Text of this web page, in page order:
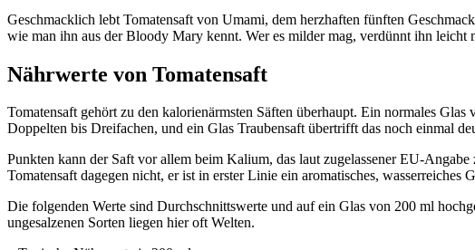
Geschmacklich lebt Tomatensaft von Umami, dem herzhaften fünften
wie man ihn aus der Bloody Mary kennt. Wer es milder mag, verdünnt ihn
Nährwerte von Tomatensaft
Tomatensaft gehört zu den kalorienärmsten Säften überhaupt. Ein normales
Doppelten bis Dreifachen, und ein Glas Traubensaft übertrifft das noch einmal
Punkten kann der Saft vor allem beim Kalium, das laut zugelassener EU-
Tomatensaft dagegen nicht, er ist in erster Linie ein aromatisches, wasserreiches
Die folgenden Werte sind Durchschnittswerte und auf ein Glas von 200 ml
ungesalzenen Sorten liegen hier oft Welten.